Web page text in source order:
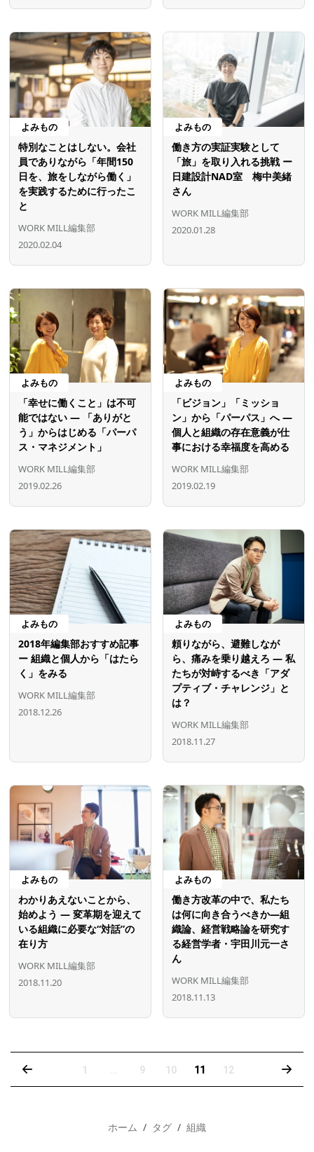
よみもの
特別なことはしない。会社
員でありながら「年間150
日を、旅をしながら働く」
を実践するために行ったこ
と
WORK MILL編集部
2020.02.04
よみもの
働き方の実証実験として
「旅」を取り入れる挑戦 ー
日建設計NAD室 梅中美緒
さん
WORK MILL編集部
2020.01.28
よみもの
「幸せに働くこと」は不可
能ではない ― 「ありがと
う」からはじめる「パーパ
ス・マネジメント」
WORK MILL編集部
2019.02.26
よみもの
「ビジョン」「ミッショ
ン」から「パーパス」へ ―
個人と組織の存在意義が仕
事における幸福度を高める
WORK MILL編集部
2019.02.19
よみもの
2018年編集部おすすめ記事
ー 組織と個人から「はたら
く」をみる
WORK MILL編集部
2018.12.26
よみもの
頼りながら、避難しなが
ら、痛みを乗り越えろ ― 私
たちが対峙するべき「アダ
プティブ・チャレンジ」と
は？
WORK MILL編集部
2018.11.27
よみもの
わかりあえないことから、
始めよう ― 変革期を迎えて
いる組織に必要な“対話”の
在り方
WORK MILL編集部
2018.11.20
よみもの
働き方改革の中で、私たち
は何に向き合うべきか―組
織論、経営戦略論を研究す
る経営学者・宇田川元一さ
ん
WORK MILL編集部
2018.11.13
1 9 10 11 12
ホーム タグ 組織